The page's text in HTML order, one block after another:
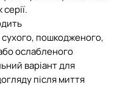
сухого, пошкодженого,
ослабленого
варіант для
після миття